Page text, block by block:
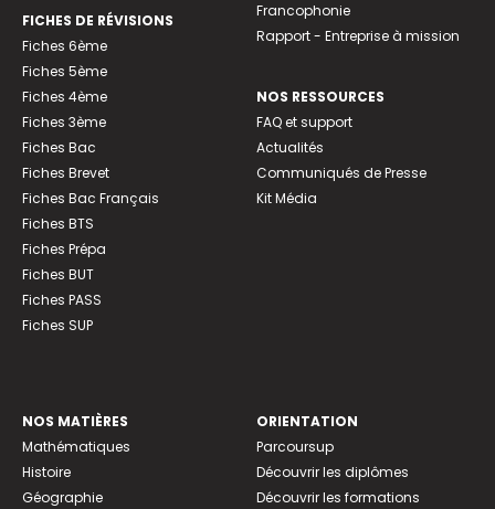
FICHES DE RÉVISIONS
Fiches 6ème
Fiches 5ème
Fiches 4ème
Fiches 3ème
Fiches Bac
Fiches Brevet
Fiches Bac Français
Fiches BTS
Fiches Prépa
Fiches BUT
Fiches PASS
Fiches SUP
Francophonie
Rapport - Entreprise à mission
NOS RESSOURCES
FAQ et support
Actualités
Communiqués de Presse
Kit Média
NOS MATIÈRES
Mathématiques
Histoire
Géographie
ORIENTATION
Parcoursup
Découvrir les diplômes
Découvrir les formations